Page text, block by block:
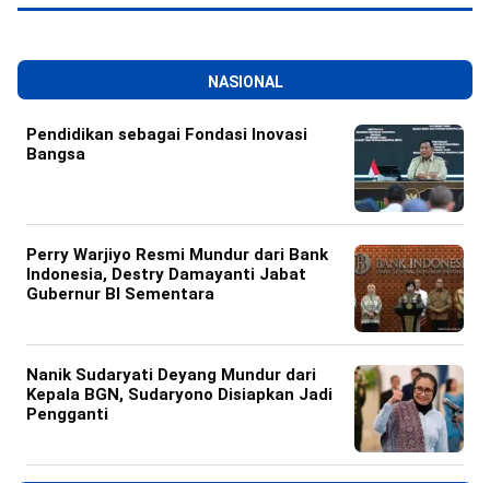
NASIONAL
Pendidikan sebagai Fondasi Inovasi
Bangsa
Perry Warjiyo Resmi Mundur dari Bank
Indonesia, Destry Damayanti Jabat
Gubernur BI Sementara
Nanik Sudaryati Deyang Mundur dari
Kepala BGN, Sudaryono Disiapkan Jadi
Pengganti